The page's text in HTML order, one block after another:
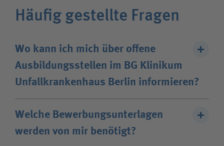
Häufig gestellte Fragen
Wo kann ich mich über offene
Ausbildungsstellen im BG Klinikum
Unfallkrankenhaus Berlin informieren?
Ausbildungsstellen können Sie nachStandort
filtern. Oder Sie wenden sich direkt an unsere
Experten am Standort Berlin. Wir freuen uns auf
Welche Bewerbungsunterlagen
werden von mir benötigt?